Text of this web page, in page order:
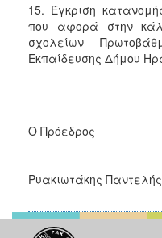
15. Έγκριση
που αφορά στην
σχολείων
Εκπαίδευσης Δήμου
Ο Πρόεδρος
Ρυακιωτάκης Παντελής